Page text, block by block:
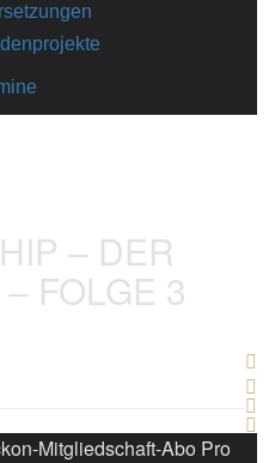
– DER
FOLGE 3
Mitgliedschaft-Abo Pro